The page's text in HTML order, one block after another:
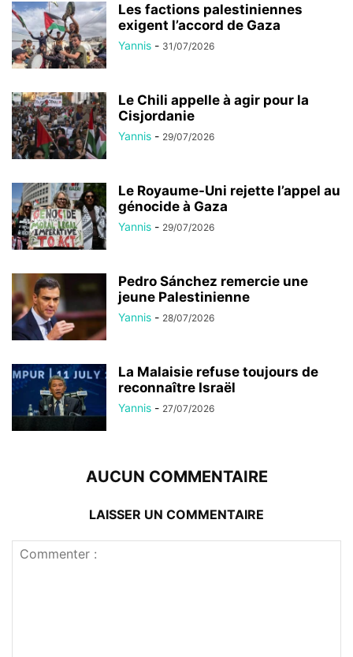
Les factions palestiniennes
exigent l’accord de Gaza
Yannis - 31/07/2026
Le Chili appelle à agir pour la
Cisjordanie
Yannis - 29/07/2026
Le Royaume-Uni rejette l’appel au
génocide à Gaza
Yannis - 29/07/2026
Pedro Sánchez remercie une
jeune Palestinienne
Yannis - 28/07/2026
La Malaisie refuse toujours de
reconnaître Israël
Yannis - 27/07/2026
AUCUN COMMENTAIRE
LAISSER UN COMMENTAIRE